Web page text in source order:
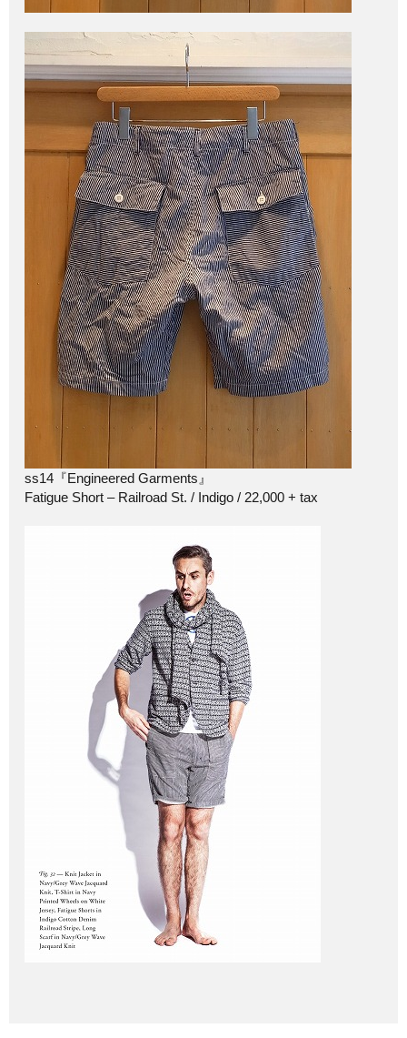
ss14『Engineered Garments』
Fatigue Short – Railroad St. / Indigo / 22,000 + tax